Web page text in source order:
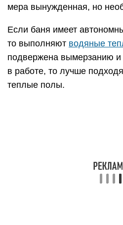
пролилась. А вот если пол
слива — нравится не всем.
Выход из этой ситуации
поверх пола трап из